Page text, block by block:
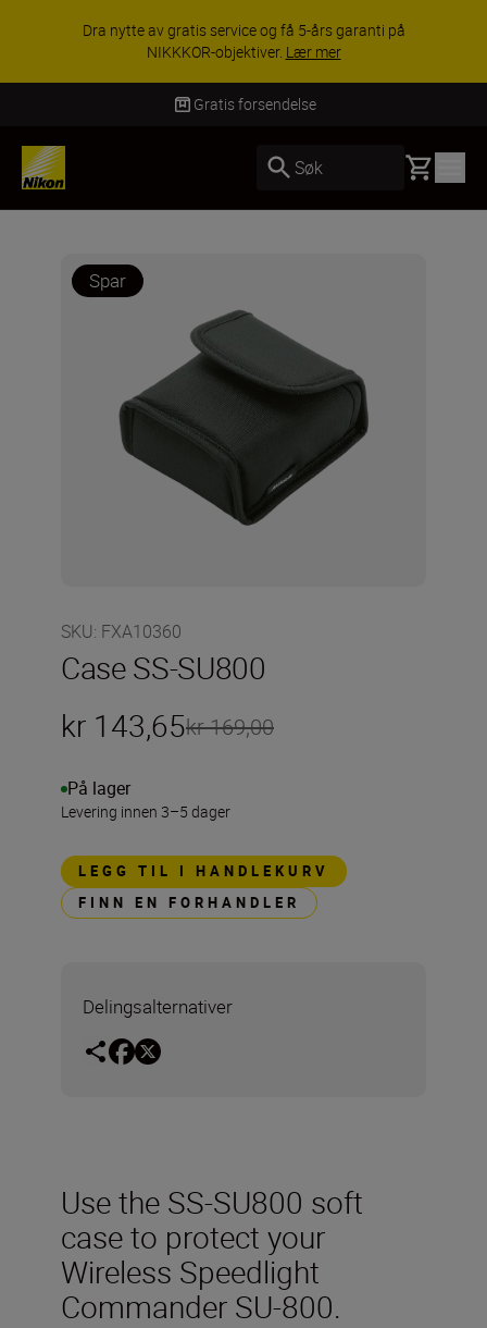
Dra nytte av gratis service og få 5-års garanti på
NIKKKOR-objektiver. Lær mer
Gratis forsendelse
Søk Basket
Spar
SKU: FXA10360
Case SS-SU800
kr 143,65kr 169,00
På lager
Levering innen 3–5 dager
LEGG TIL I HANDLEKURV
FINN EN FORHANDLER
Delingsalternativer
Use the SS-SU800 soft
case to protect your
Wireless Speedlight
Commander SU-800.